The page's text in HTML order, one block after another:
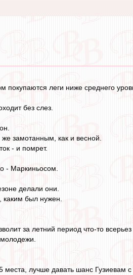
леги ниже среднего
без слез.
замотанным, как и весной.
- и помрет.
- Маркиньосом.
делали они.
каким был нужен.
за летний период что-то всерьез
места, лучше давать шанс Гузиевам